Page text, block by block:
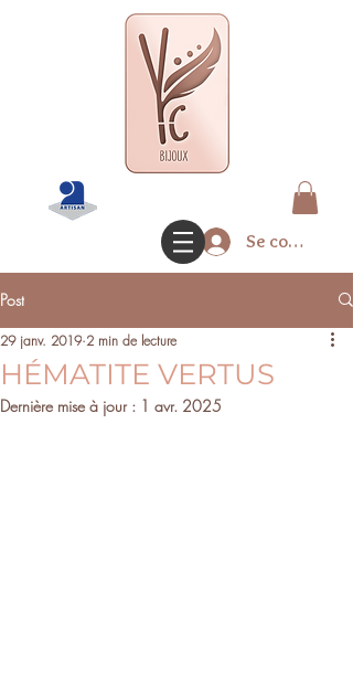
Se connecter
Post
HÉMATITE VERTUS
29 janv. 2019 2 min de lecture
Dernière mise à jour : 1 avr. 2025